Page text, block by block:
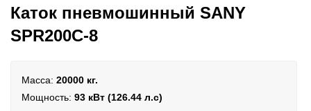
Каток пневмошинный SANY
SPR200C-8
Масса: 20000 кг.
Мощность: 93 кВт (126.44 л.с)